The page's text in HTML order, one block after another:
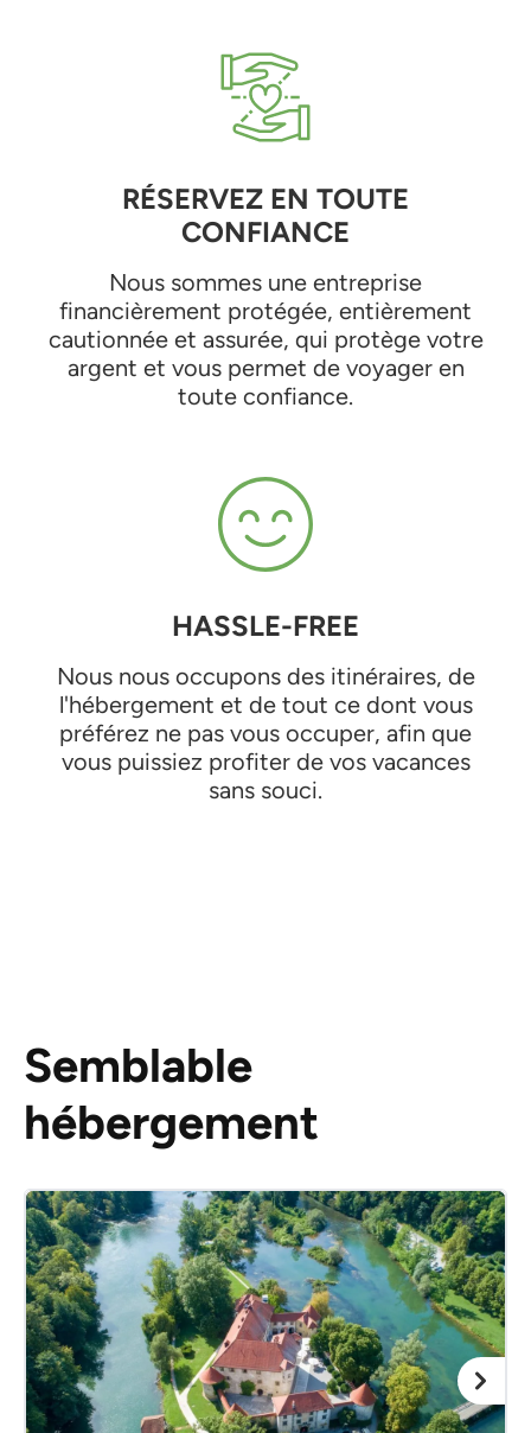
RÉSERVEZ EN TOUTE
CONFIANCE
Nous sommes une entreprise
financièrement protégée, entièrement
cautionnée et assurée, qui protège votre
argent et vous permet de voyager en
toute confiance.
HASSLE-FREE
Nous nous occupons des itinéraires, de
l'hébergement et de tout ce dont vous
préférez ne pas vous occuper, afin que
vous puissiez profiter de vos vacances
sans souci.
Semblable
hébergement